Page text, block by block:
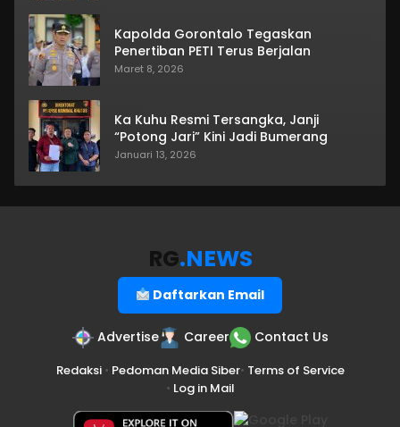
Kapolda Gorontalo Tegaskan
Penertiban PETI Terus Berjalan
Maret 8, 2026
Ka Kuhu Resmi Tersangka, Janji
“Potong Jari” Kini Jadi Bumerang
Januari 13, 2026
RG.NEWS
Daftarkan Email
Advertise Career Contact Us
Redaksi• Pedoman Media Siber• Terms of Service
• Log in Mail